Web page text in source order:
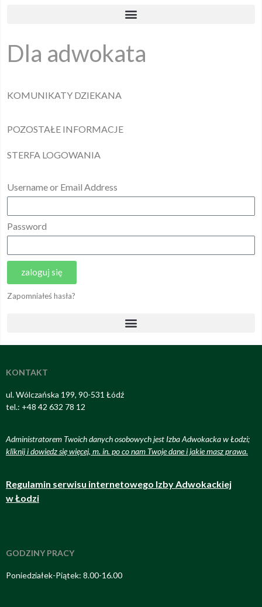
Dla adwokata
KOMUNIKATY DZIEKANA
POZOSTAŁE INFORMACJE
STERFA LOGOWANIA
Username or Email Address
Password
zaloguj się
Zapomniałeś hasła?
KONTAKT
ul. Wólczańska 199, 90-531 Łódź
tel.: +48 42 632 78 12
Administratorem Twoich danych osobowych jest Izba Adwokacka w Łodzi;
kliknij i dowiedz się więcej, m. in. po co nam Twoje dane i jakie masz prawa.
Regulamin serwisu internetowego Izby Adwokackiej
w Łodzi
GODZINY PRACY
Poniedziałek-Piątek: 8.00-16.00